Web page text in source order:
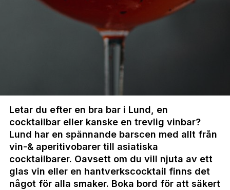
Letar du efter en bra bar i Lund, en
cocktailbar eller kanske en trevlig vinbar?
Lund har en spännande barscen med allt från
vin-& aperitivobarer till asiatiska
cocktailbarer. Oavsett om du vill njuta av ett
glas vin eller en hantverkscocktail finns det
något för alla smaker. Boka bord för att säkert